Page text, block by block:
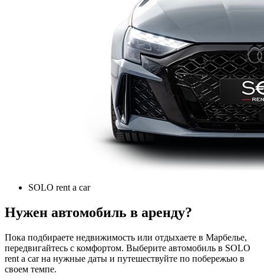
SOLO rent a car
Нужен автомобиль в аренду?
Пока подбираете недвижимость или отдыхаете в Марбелье,
передвигайтесь с комфортом. Выберите автомобиль в SOLO
rent a car на нужные даты и путешествуйте по побережью в
своем темпе.